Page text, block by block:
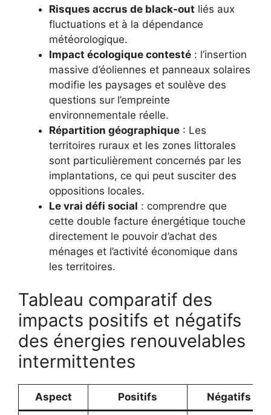
Risques accrus de black-out liés aux
fluctuations et à la dépendance
météorologique.
Impact écologique contesté : l’insertion
massive d’éoliennes et panneaux solaires
modifie les paysages et soulève des
questions sur l’empreinte
environnementale réelle.
Répartition géographique : Les
territoires ruraux et les zones littorales
sont particulièrement concernés par les
implantations, ce qui peut susciter des
oppositions locales.
Le vrai défi social : comprendre que
cette double facture énergétique touche
directement le pouvoir d’achat des
ménages et l’activité économique dans
les territoires.
Tableau comparatif des
impacts positifs et négatifs
des énergies renouvelables
intermittentes
Aspect Positifs Négatifs